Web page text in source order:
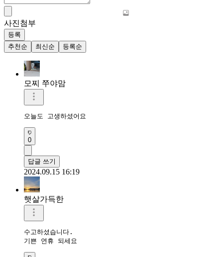
사진첨부
등록
추천순
최신순 등록순
모찌 쭈야맘
오늘도 고생하셨어요
0
답글 쓰기
2024.09.15 16:19
햇살가득한
수고하셨습니다.
기쁜 연휴 되세요